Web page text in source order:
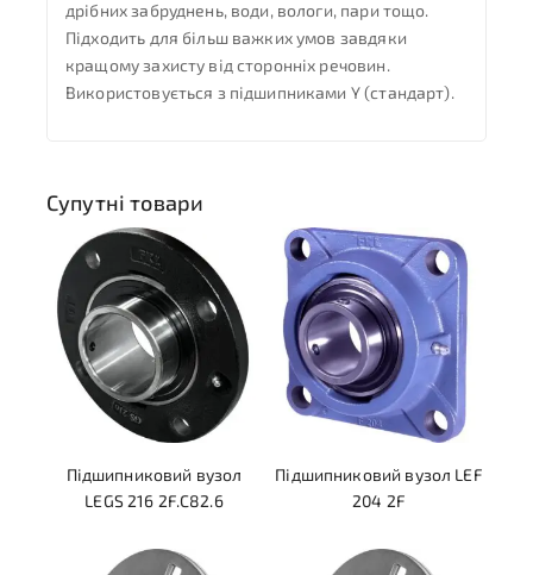
дрібних забруднень, води, вологи, пари тощо.
Підходить для більш важких умов завдяки
кращому захисту від сторонніх речовин.
Використовується з підшипниками Y (стандарт).
Супутні товари
Підшипниковий вузол
LEGS 216 2F.C82.6
Підшипниковий вузол LEF
204 2F